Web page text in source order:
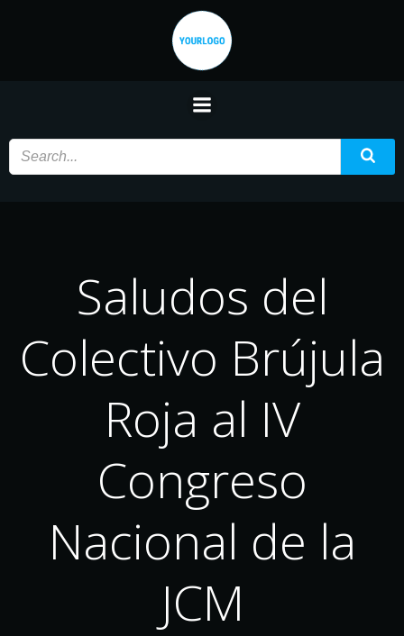
Saltar
contenido
Saludos del
Colectivo Brújula
Roja al IV
Congreso
Nacional de la
JCM